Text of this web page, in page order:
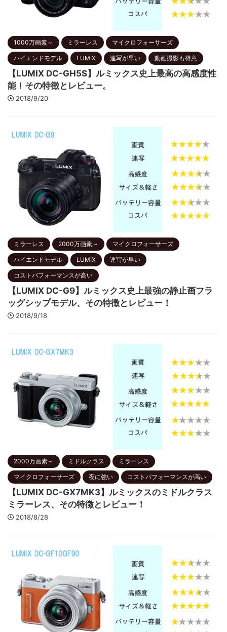
1000万画素～ ミラーレス マイクロフォーサーズ
ハイエンドモデル LUMIX 連写が早い 動画撮影も得意
【LUMIX DC-GH5S】ルミックス史上最高の高感度性
能！その特徴とレビュー。
2018/9/20
ミラーレス 2000万画素～ マイクロフォーサーズ
ハイエンドモデル LUMIX 連写が早い
コストパフォーマンスが高い
【LUMIX DC-G9】ルミックス史上最強の静止画フラ
ッグシップモデル、その特徴とレビュー！
2018/9/18
2000万画素～ ミドルクラス ミラーレス
マイクロフォーサーズ 夜に強い コストパフォーマンスが高い
【LUMIX DC-GX7MK3】ルミックスのミドルクラス
ミラーレス、その特徴とレビュー！
2018/8/28